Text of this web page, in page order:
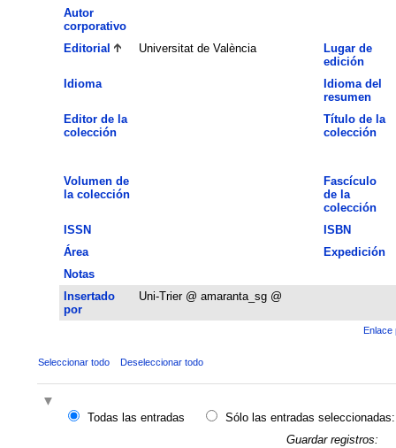
Autor
corporativo
Editorial
Universitat de València
Lugar de
edición
Idioma
Idioma del
resumen
Editor de la
colección
Título de la
colección
Volumen de
la colección
Fascículo
de la
colección
ISSN
ISBN
Área
Expedición
Notas
Insertado
por
Uni-Trier @ amaranta_sg @
Enlace
Seleccionar todo Deseleccionar todo
Todas las entradas
Sólo las entradas seleccionadas:
Guardar registros: